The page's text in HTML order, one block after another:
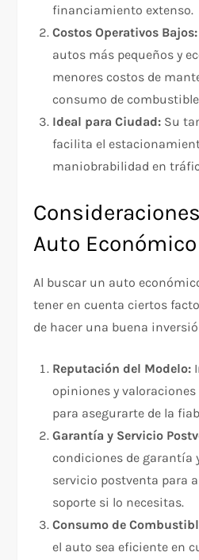
financiamiento extenso.
Costos Operativos Bajos:
autos más pequeños y
menores costos de
consumo de
Ideal para Ciudad: Su
facilita el
maniobrabilidad en
Auto Económico
Al buscar un auto
tener en cuenta ciertos
de hacer una buena
Reputación del Modelo:
opiniones y
para asegurarte de la
Garantía y Servicio
condiciones de garantía
servicio postventa para
soporte si lo necesitas.
Consumo de
el auto sea eficiente en